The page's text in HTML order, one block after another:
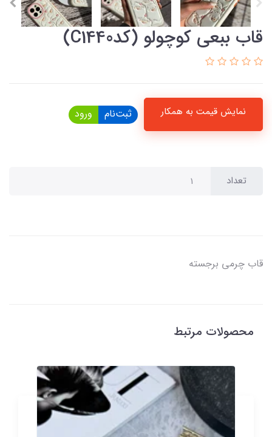
قاب ببعی کوچولو (کدC1440)
نمایش قیمت به همکار ثبت‌نام ورود
تعداد
قاب چرمی برجسته
محصولات مرتبط